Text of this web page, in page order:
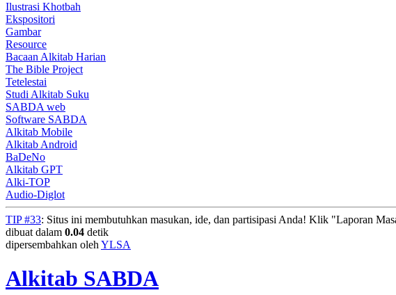
Ilustrasi Khotbah
Ekspositori
Gambar
Resource
Bacaan Alkitab Harian
The Bible Project
Tetelestai
Studi Alkitab Suku
SABDA web
Software SABDA
Alkitab Mobile
Alkitab Android
BaDeNo
Alkitab GPT
Alki-TOP
Audio-Diglot
TIP #33: Situs ini membutuhkan masukan, ide, dan partisipasi Anda! Klik "Laporan
dibuat dalam 0.04 detik
dipersembahkan oleh YLSA
Alkitab SABDA